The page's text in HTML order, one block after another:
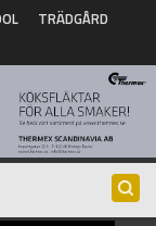
TRÄDGÅRD